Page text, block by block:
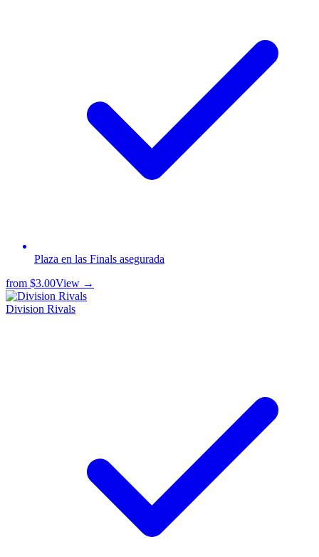
Plaza en las Finals asegurada
from $3.00View →
Division Rivals